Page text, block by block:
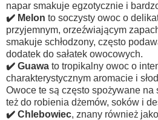
napar smakuje egzotycznie i
✔️ Melon to soczysty owoc o
przyjemnym, orzeźwiającym
smakuje schłodzony, często
dodatek do sałatek owocowych.
✔️ Guawa to tropikalny owoc o
charakterystycznym aromacie i
Owoce te są często spożywane
też do robienia dżemów, soków i
✔️ Chlebowiec, znany również